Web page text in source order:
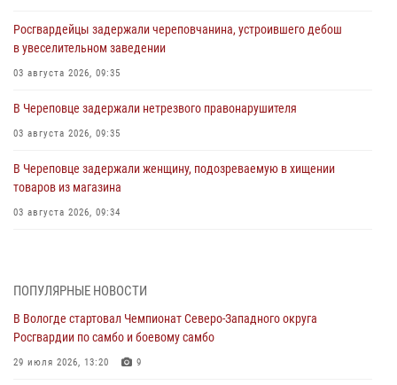
Росгвардейцы задержали череповчанина, устроившего дебош
в увеселительном заведении
03 августа 2026, 09:35
В Череповце задержали нетрезвого правонарушителя
03 августа 2026, 09:35
В Череповце задержали женщину, подозреваемую в хищении
товаров из магазина
03 августа 2026, 09:34
самбо
ЗА МИНУВШУЮ НЕДЕЛЮ СОТРУДНИКАМИ ВНЕВЕДОМСТВЕННОЙ
ОХРАНЫ РОСГВАРДИИ В ВОЛОГОДСКОЙ ОБЛАСТИ ЗАДЕРЖАНО 23
ПОПУЛЯРНЫЕ НОВОСТИ
В Вологде стартовал Чемпионат Северо-Западного округа
Росгвардии по самбо и боевому самбо
29 июля 2026, 13:20 9